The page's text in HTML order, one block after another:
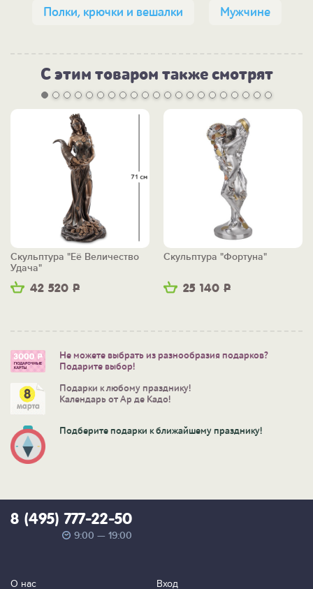
Полки, крючки и вешалки Мужчине
С этим товаром также смотрят
42 520 Р
Скульптура "Её Величество
Удача"
25 140 Р
Скульптура "Фортуна"
Не можете выбрать из разнообразия подарков?
Подарите выбор!
Подарки к любому празднику!
Календарь от Ар де Кадо!
Подберите подарки к ближайшему празднику!
8 (495) 777-22-50
9:00 — 19:00
О нас Вход